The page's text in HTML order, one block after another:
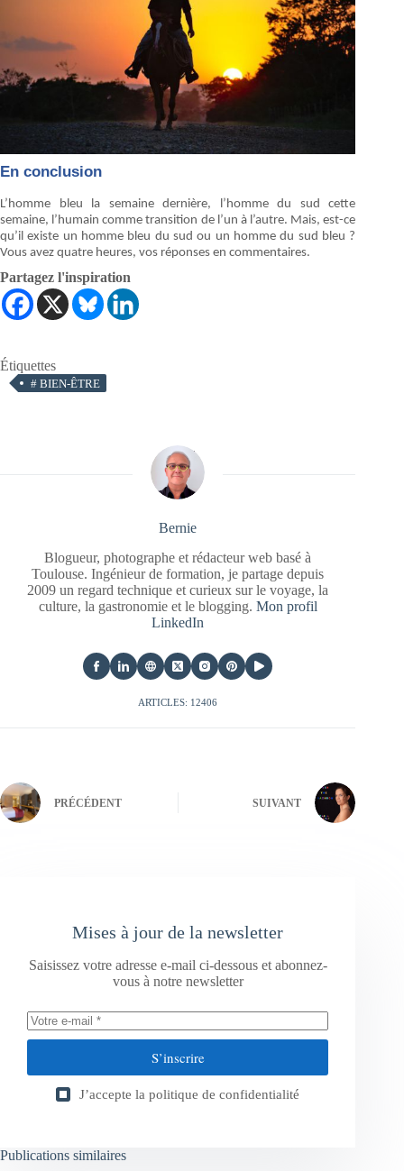
En conclusion
L’homme bleu la semaine dernière, l’homme du sud cette
semaine, l’humain comme transition de l’un à l’autre. Mais, est-ce
qu’il existe un homme bleu du sud ou un homme du sud bleu ?
Vous avez quatre heures, vos réponses en commentaires.
Partagez l'inspiration
Étiquettes
# BIEN-ÊTRE
Bernie
Blogueur, photographe et rédacteur web basé à
Toulouse. Ingénieur de formation, je partage depuis
2009 un regard technique et curieux sur le voyage, la
culture, la gastronomie et le blogging. Mon profil
LinkedIn
ARTICLES: 12406
PRÉCÉDENT SUIVANT
Mises à jour de la newsletter
Saisissez votre adresse e-mail ci-dessous et abonnez-
vous à notre newsletter
S’inscrire
J’accepte la politique de confidentialité
Publications similaires